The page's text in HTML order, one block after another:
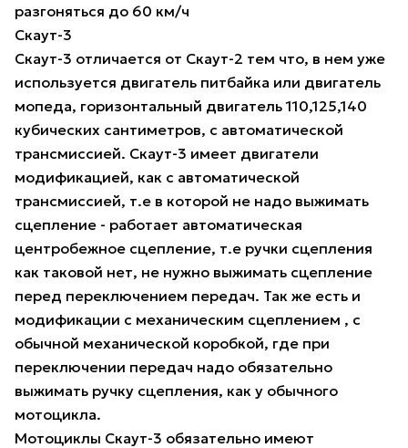
разгоняться до 60 км/ч
Скаут-3
Скаут-3 отличается от Скаут-2 тем что, в нем уже
используется двигатель питбайка или двигатель
мопеда, горизонтальный двигатель 110,125,140
кубических сантиметров, с автоматической
трансмиссией. Скаут-3 имеет двигатели
модификацией, как с автоматической
трансмиссией, т.е в которой не надо выжимать
сцепление - работает автоматическая
центробежное сцепление, т.е ручки сцепления
как таковой нет, не нужно выжимать сцепление
перед переключением передач. Так же есть и
модификации с механическим сцеплением , с
обычной механической коробкой, где при
переключении передач надо обязательно
выжимать ручку сцепления, как у обычного
мотоцикла.
Мотоциклы Скаут-3 обязательно имеют